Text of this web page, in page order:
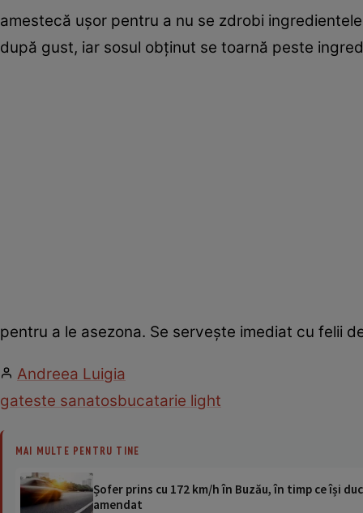
amestecă uşor pentru a nu se zdrobi
după gust, iar sosul obţinut se toarnă peste
pentru a le asezona. Se serveşte imediat cu felii
Andreea Luigia
gateste sanatosbucatarie light
MAI MULTE PENTRU TINE
Șofer prins cu 172 km/h în Buzău, în timp ce își
amendat